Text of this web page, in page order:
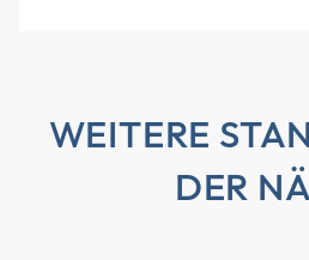
WEITERE
DER